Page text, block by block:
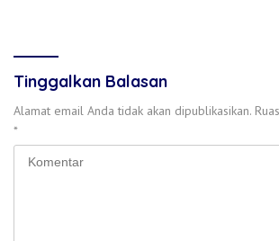
Tinggalkan Balasan
Alamat email Anda tidak akan dipublikasikan.
*